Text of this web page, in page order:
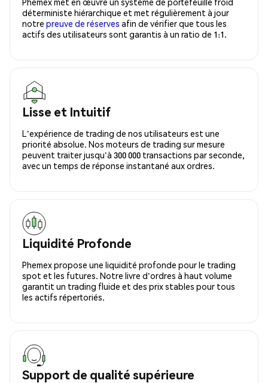
déterministe hiérarchique et met régulièrement à jour
notre preuve de réserves afin de vérifier que tous les
actifs des utilisateurs sont garantis à un ratio de 1:1.
Lisse et Intuitif
L'expérience de trading de nos utilisateurs est une
priorité absolue. Nos moteurs de trading sur mesure
peuvent traiter jusqu'à 300 000 transactions par seconde,
avec un temps de réponse instantané aux ordres.
Liquidité Profonde
Phemex propose une liquidité profonde pour le trading
spot et les futures. Notre livre d'ordres à haut volume
garantit un trading fluide et des prix stables pour tous
les actifs répertoriés.
Support de qualité supérieure